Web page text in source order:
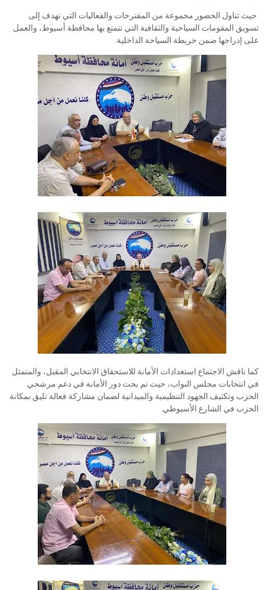
حيث تناول الحضور مجموعة من المقترحات والفعاليات التي تهدف إلى
تسويق المقومات السياحية والثقافية التي تتمتع بها محافظة أسيوط، والعمل
على إدراجها ضمن خريطة السياحة الداخلية.
كما ناقش الاجتماع استعدادات الأمانة للاستحقاق الانتخابي المقبل، والمتمثل
في انتخابات مجلس النواب، حيث تم بحث دور الأمانة في دعم مرشحي
الحزب وتكثيف الجهود التنظيمية والميدانية لضمان مشاركة فعالة تليق بمكانة
الحزب في الشارع الأسيوطي.